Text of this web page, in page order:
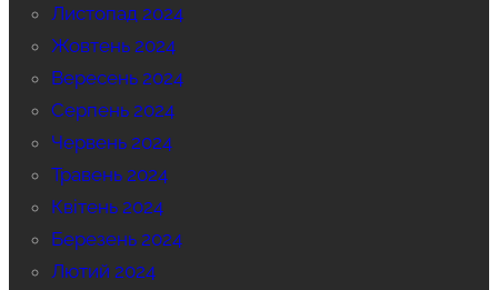
Листопад 2024
Жовтень 2024
Вересень 2024
Серпень 2024
Червень 2024
Травень 2024
Квітень 2024
Березень 2024
Лютий 2024